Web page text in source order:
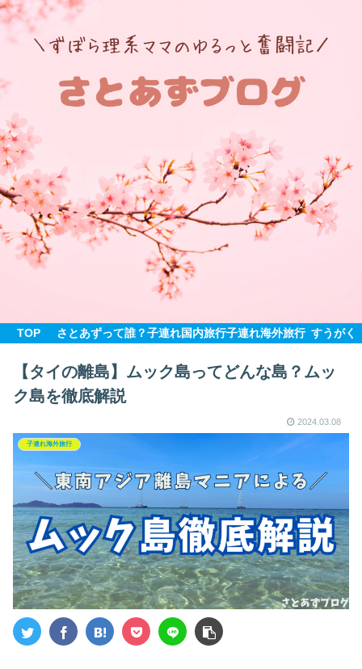
TOP さとあずって誰？子連れ国内旅行子連れ海外旅行 すうがく
【タイの離島】ムック島ってどんな島？ムッ
ク島を徹底解説
2024.03.08
子連れ海外旅行